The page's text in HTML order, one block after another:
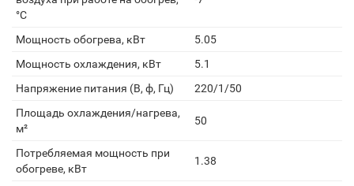
°С
Мощность обогрева, кВт
5.05
Мощность охлаждения, кВт
5.1
Напряжение питания (В, ф, Гц)
220/1/50
Площадь охлаждения/нагрева,
м²
50
Потребляемая мощность при
обогреве, кВт
1.38